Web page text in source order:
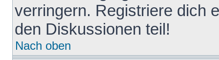
verringern. Registriere dich
den Diskussionen teil!
Nach oben